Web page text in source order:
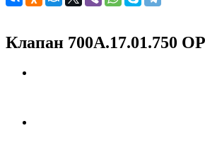
Клапан 700А.17.01.750